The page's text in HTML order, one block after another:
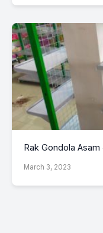
Rak Gondola
March 3, 2023